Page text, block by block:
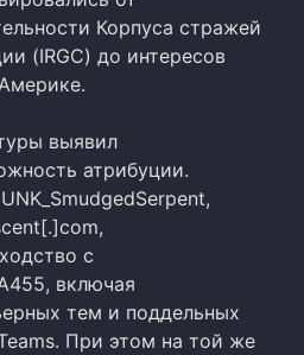
Корпуса стражей
(IRGC) до интересов
выявил
атрибуции.
с
включая
тем и поддельных
При этом на той же